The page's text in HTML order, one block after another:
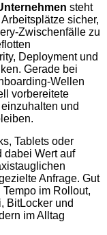
steht
sicher,
Zwischenfälle zu
Deployment und
Gerade bei
Wellen
vorbereitete
und
Tablets oder
dabei Wert auf
Anfrage. Gut
im Rollout,
BitLocker und
im Alltag